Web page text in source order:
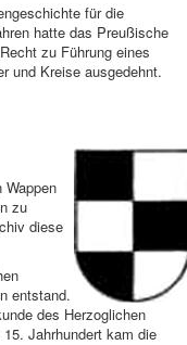
für die
hatte das Preußische
zu Führung eines
und Kreise ausgedehnt.
zu
diese
entstand.
des Herzoglichen
Jahrhundert kam die